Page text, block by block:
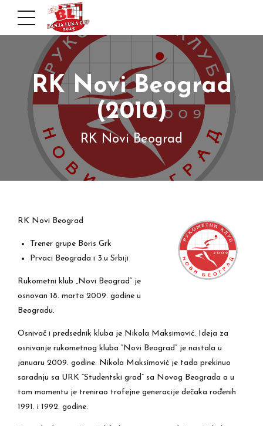
RK Novi Beograd
(2010)
RK Novi Beograd
RK Novi Beograd
Trener grupe Boris Grk
Prvaci Beograda i 3.u Srbiji
Rukometni klub „Novi Beograd“ je
osnovan 18. marta 2009. godine u
Beogradu.
Osnivač i predsednik kluba je Nikola Maksimović. Ideja za
osnivanje rukometnog kluba “Novi Beograd” je nastala u
januaru 2009. godine. Nikola Maksimović je tada prekinuo
saradnju sa URK “Studentski grad” sa Novog Beograda a u
tom momentu je trenirao trofejne generacije dečaka rođenih
1991. i 1992. godine.